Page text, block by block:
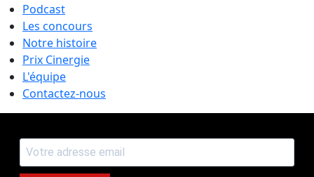
Podcast
Les concours
Notre histoire
Prix Cinergie
L'équipe
Contactez-nous